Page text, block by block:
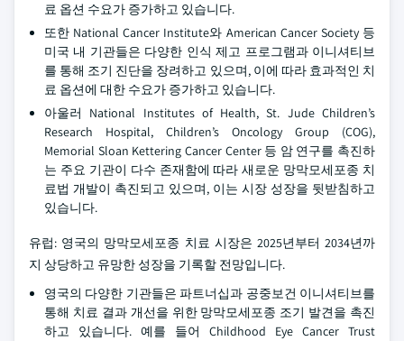
료 옵션 수요가 증가하고 있습니다.
또한 National Cancer Institute와 American Cancer Society 등
미국 내 기관들은 다양한 인식 제고 프로그램과 이니셔티브
를 통해 조기 진단을 장려하고 있으며, 이에 따라 효과적인 치
료 옵션에 대한 수요가 증가하고 있습니다.
아울러 National Institutes of Health, St. Jude Children’s
Research Hospital, Children’s Oncology Group (COG),
Memorial Sloan Kettering Cancer Center 등 암 연구를 촉진하
는 주요 기관이 다수 존재함에 따라 새로운 망막모세포종 치
료법 개발이 촉진되고 있으며, 이는 시장 성장을 뒷받침하고
있습니다.
유럽: 영국의 망막모세포종 치료 시장은 2025년부터 2034년까
지 상당하고 유망한 성장을 기록할 전망입니다.
영국의 다양한 기관들은 파트너십과 공중보건 이니셔티브를
통해 치료 결과 개선을 위한 망막모세포종 조기 발견을 촉진
하고 있습니다. 예를 들어 Childhood Eye Cancer Trust